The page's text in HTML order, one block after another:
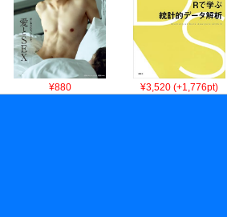
¥880 ¥3,520 (+1,776pt)